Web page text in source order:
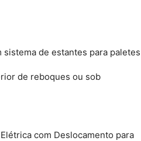
de estantes para paletes
de reboques ou sob
com Deslocamento para